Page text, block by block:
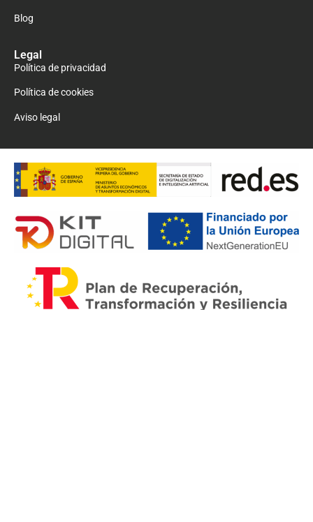
Blog
Legal
Política de privacidad
Política de cookies
Aviso legal